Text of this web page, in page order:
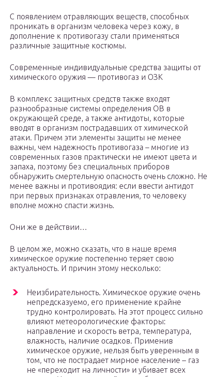
С появлением отравляющих веществ, способных
проникать в организм человека через кожу, в
дополнение к противогазу стали применяться
различные защитные костюмы.
Современные индивидуальные средства защиты от
химического оружия — противогаз и ОЗК
В комплекс защитных средств также входят
разнообразные системы определения ОВ в
окружающей среде, а также антидоты, которые
вводят в организм пострадавших от химической
атаки. Причем эти элементы защиты не менее
важны, чем надежность противогаза – многие из
современных газов практически не имеют цвета и
запаха, поэтому без специальных приборов
обнаружить смертельную опасность очень сложно. Не
менее важны и противоядия: если ввести антидот
при первых признаках отравления, то человеку
вполне можно спасти жизнь.
Они же в действии…
В целом же, можно сказать, что в наше время
химическое оружие постепенно теряет свою
актуальность. И причин этому несколько:
Неизбирательность. Химическое оружие очень
непредсказуемо, его применение крайне
трудно контролировать. На этот процесс сильно
влияют метеорологические факторы:
направление и скорость ветра, температура,
влажность, наличие осадков. Применив
химическое оружие, нельзя быть уверенным в
том, что не пострадает мирное население – газ
не «переходит на личности» и убивает всех